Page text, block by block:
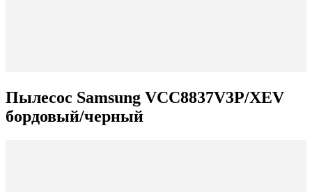
Пылесос Samsung VCC8837V3P/XEV
бордовый/черный